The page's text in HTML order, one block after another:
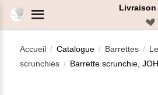
Livraison
n
Accueil / Catalogue / Barrettes /
scrunchies / Barrette scrunchie,
Panneau de gestion des cookies